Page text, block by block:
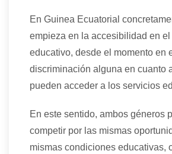
En Guinea Ecuatorial
empieza en la accesibilidad en el
educativo, desde el momento en
discriminación alguna en cuanto
pueden acceder a los servicios
En este sentido, ambos géneros
competir por las mismas
mismas condiciones educativas,